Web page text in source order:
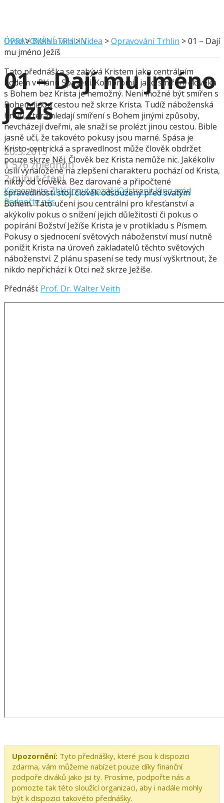
OPRAVOVÁNÍ TRHLIN
01 – Dají mu jméno
Ježíš
20.3.2015
1 576 zhlédnutí
2 minut čtení
KomentujteZhlédnout pozdějiOdstranitKino mód
Podpořte nás
Úvod>Bible a víra>Videa >Opravování Trhlin >01 – Dají
mu jméno Ježíš
Tato přednáška se zabývá Kristem jako centrálním
bodem v Plánu Spasení. Kompromis jako smíření člověka
s Bohem bez Krista je nemožný. Není možné být smířen s
Bohem jinou cestou než skrze Krista. Tudíž náboženská
hnutí, která hledají smíření s Bohem jinými způsoby,
nevcházejí dveřmi, ale snaží se prolézt jinou cestou. Bible
jasně učí, že takovéto pokusy jsou marné. Spása je
Kristo-centrická a spravedlnost může člověk obdržet
pouze skrze Něj. Člověk bez Krista nemůže nic. Jakékoliv
úsilí vynaložené na zlepšení charakteru pochází od Krista,
nikdy od člověka. Bez darované a připočtené
spravedlnosti stojí člověk odsouzený před svatým
Bohem. Tato učení jsou centrální pro křesťanství a
akýkoliv pokus o snížení jejich důležitosti či pokus o
popírání Božství Ježíše Krista je v protikladu s Písmem.
Pokusy o sjednocení světových náboženství musí nutně
ponížit Krista na úroveň zakladatelů těchto světových
náboženství. Z plánu spasení se tedy musí vyškrtnout, že
nikdo nepřichází k Otci než skrze Ježíše.
Přednáší: Prof. Dr. Walter Veith
Upozornění: Tyto přednášky, které jsou k dispozici
zdarma, vám můžeme nabízet pouze díky finanční
podpoře diváků jako jsi ty. Prosíme, podpořte nás a
pomozte tak této sloužící organizaci, aby i nadále mohly
být k dispozici takovéto přednášky.